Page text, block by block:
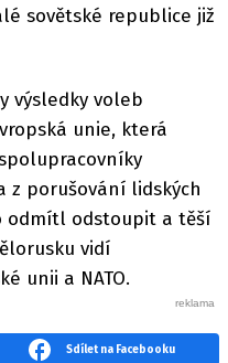
sovětské republice již
výsledky voleb
unie, která
z porušování lidských
odmítl odstoupit a těší
vidí
unii a NATO.
Sdílet na Facebooku